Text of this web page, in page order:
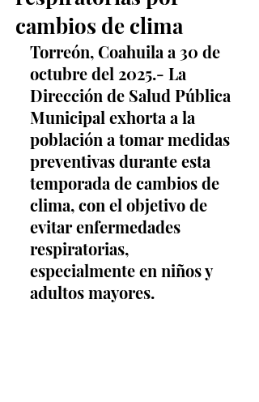
cambios de clima
Torreón, Coahuila a 30 de
octubre del 2025.- La
Dirección de Salud Pública
Municipal exhorta a la
población a tomar medidas
preventivas durante esta
temporada de cambios de
clima, con el objetivo de
evitar enfermedades
respiratorias,
especialmente en niños y
adultos mayores.